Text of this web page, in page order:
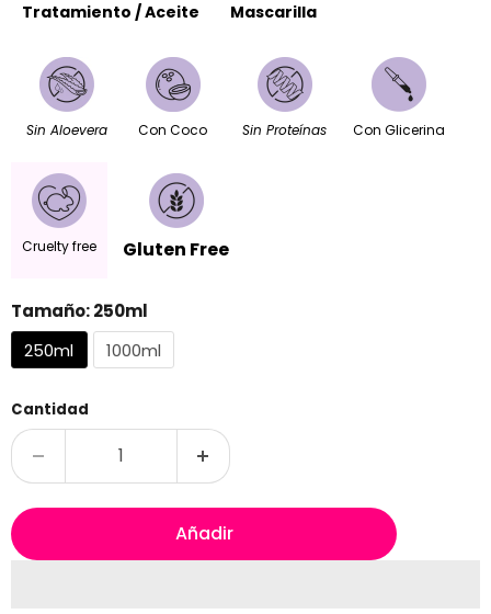
Tratamiento / Aceite Mascarilla
Sin Aloevera Con Coco Sin Proteínas Con Glicerina
Cruelty free Gluten Free
Tamaño:250ml
250ml
1000ml
Cantidad
Añadir